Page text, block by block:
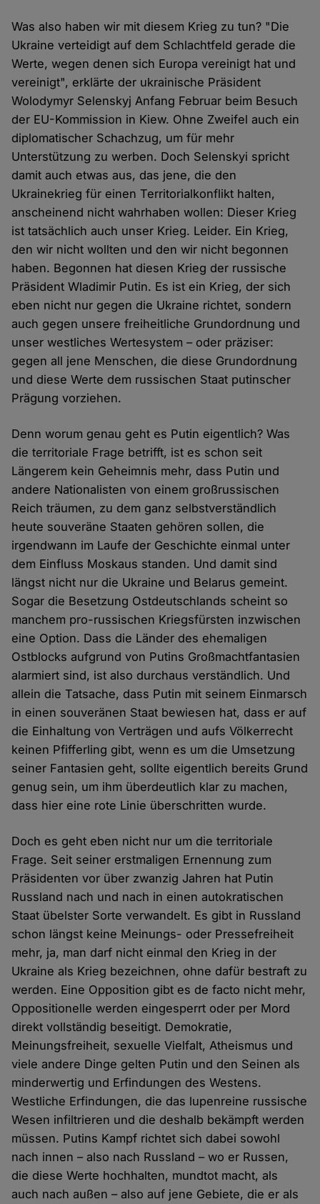
Was also haben wir mit diesem Krieg zu tun? "Die
Ukraine verteidigt auf dem Schlachtfeld gerade die
Werte, wegen denen sich Europa vereinigt hat und
vereinigt", erklärte der ukrainische Präsident
Wolodymyr Selenskyj Anfang Februar beim Besuch
der EU-Kommission in Kiew. Ohne Zweifel auch ein
diplomatischer Schachzug, um für mehr
Unterstützung zu werben. Doch Selenskyi spricht
damit auch etwas aus, das jene, die den
Ukrainekrieg für einen Territorialkonflikt halten,
anscheinend nicht wahrhaben wollen: Dieser Krieg
ist tatsächlich auch unser Krieg. Leider. Ein Krieg,
den wir nicht wollten und den wir nicht begonnen
haben. Begonnen hat diesen Krieg der russische
Präsident Wladimir Putin. Es ist ein Krieg, der sich
eben nicht nur gegen die Ukraine richtet, sondern
auch gegen unsere freiheitliche Grundordnung und
unser westliches Wertesystem – oder präziser:
gegen all jene Menschen, die diese Grundordnung
und diese Werte dem russischen Staat putinscher
Prägung vorziehen.
Denn worum genau geht es Putin eigentlich? Was
die territoriale Frage betrifft, ist es schon seit
Längerem kein Geheimnis mehr, dass Putin und
andere Nationalisten von einem großrussischen
Reich träumen, zu dem ganz selbstverständlich
heute souveräne Staaten gehören sollen, die
irgendwann im Laufe der Geschichte einmal unter
dem Einfluss Moskaus standen. Und damit sind
längst nicht nur die Ukraine und Belarus gemeint.
Sogar die Besetzung Ostdeutschlands scheint so
manchem pro-russischen Kriegsfürsten inzwischen
eine Option. Dass die Länder des ehemaligen
Ostblocks aufgrund von Putins Großmachtfantasien
alarmiert sind, ist also durchaus verständlich. Und
allein die Tatsache, dass Putin mit seinem Einmarsch
in einen souveränen Staat bewiesen hat, dass er auf
die Einhaltung von Verträgen und aufs Völkerrecht
keinen Pfifferling gibt, wenn es um die Umsetzung
seiner Fantasien geht, sollte eigentlich bereits Grund
genug sein, um ihm überdeutlich klar zu machen,
dass hier eine rote Linie überschritten wurde.
Doch es geht eben nicht nur um die territoriale
Frage. Seit seiner erstmaligen Ernennung zum
Präsidenten vor über zwanzig Jahren hat Putin
Russland nach und nach in einen autokratischen
Staat übelster Sorte verwandelt. Es gibt in Russland
schon längst keine Meinungs- oder Pressefreiheit
mehr, ja, man darf nicht einmal den Krieg in der
Ukraine als Krieg bezeichnen, ohne dafür bestraft zu
werden. Eine Opposition gibt es de facto nicht mehr,
Oppositionelle werden eingesperrt oder per Mord
direkt vollständig beseitigt. Demokratie,
Meinungsfreiheit, sexuelle Vielfalt, Atheismus und
viele andere Dinge gelten Putin und den Seinen als
minderwertig und Erfindungen des Westens.
Westliche Erfindungen, die das lupenreine russische
Wesen infiltrieren und die deshalb bekämpft werden
müssen. Putins Kampf richtet sich dabei sowohl
nach innen – also nach Russland – wo er Russen,
die diese Werte hochhalten, mundtot macht, als
auch nach außen – also auf jene Gebiete, die er als